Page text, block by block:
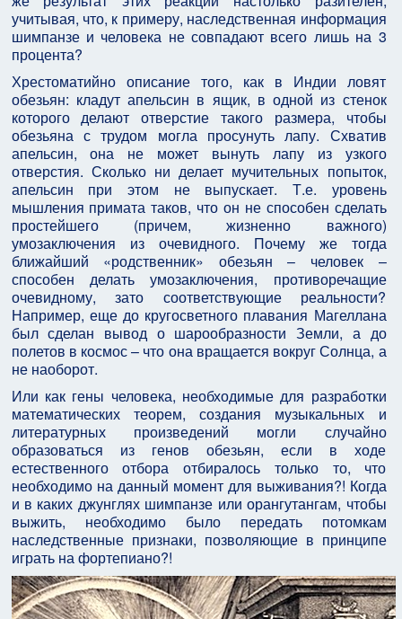
учитывая, что, к примеру, наследственная информация
шимпанзе и человека не совпадают всего лишь на 3
процента?
Хрестоматийно описание того, как в Индии ловят
обезьян: кладут апельсин в ящик, в одной из стенок
которого делают отверстие такого размера, чтобы
обезьяна с трудом могла просунуть лапу. Схватив
апельсин, она не может вынуть лапу из узкого
отверстия. Сколько ни делает мучительных попыток,
апельсин при этом не выпускает. Т.е. уровень
мышления примата таков, что он не способен сделать
простейшего (причем, жизненно важного)
умозаключения из очевидного. Почему же тогда
ближайший «родственник» обезьян – человек –
способен делать умозаключения, противоречащие
очевидному, зато соответствующие реальности?
Например, еще до кругосветного плавания Магеллана
был сделан вывод о шарообразности Земли, а до
полетов в космос – что она вращается вокруг Солнца, а
не наоборот.
Или как гены человека, необходимые для разработки
математических теорем, создания музыкальных и
литературных произведений могли случайно
образоваться из генов обезьян, если в ходе
естественного отбора отбиралось только то, что
необходимо на данный момент для выживания?! Когда
и в каких джунглях шимпанзе или орангутангам, чтобы
выжить, необходимо было передать потомкам
наследственные признаки, позволяющие в принципе
играть на фортепиано?!